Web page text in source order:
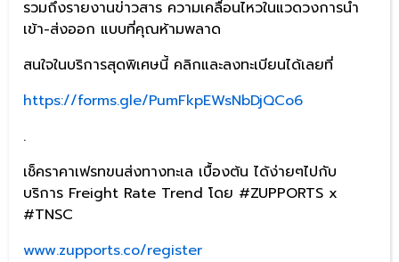
รวมถึงรายงานข่าวสาร ความเคลื่อนไหวในแวดวงการนำ
เข้า-ส่งออก แบบที่คุณห้ามพลาด
สนใจในบริการสุดพิเศษนี้ คลิกและลงทะเบียนได้เลยที่
https://forms.gle/PumFkpEWsNbDjQCo6
.
เช็คราคาเฟรทขนส่งทางทะเล เบื้องต้น ได้ง่ายๆไปกับ
บริการ Freight Rate Trend โดย #ZUPPORTS x
#TNSC
www.zupports.co/register